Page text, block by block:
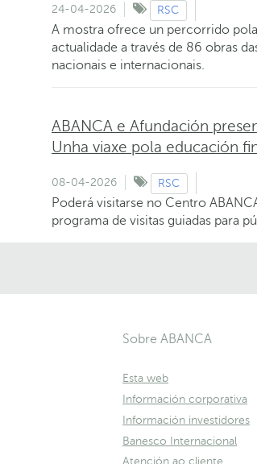
24-04-2026 RSC
A mostra ofrece un percorrido pola
actualidade a través de 86 obras
nacionais e internacionais.
ABANCA e Afundación
Unha viaxe pola educación
08-04-2026 RSC
Poderá visitarse no Centro
programa de visitas guiadas para
Sobre ABANCA
Esta web
Información corporativa
Información investidores
Banesco Internacional
Atención ao cliente